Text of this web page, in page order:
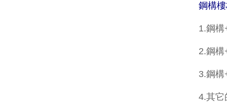
鋼構
1.鋼
2.鋼構
3.鋼
4.其它